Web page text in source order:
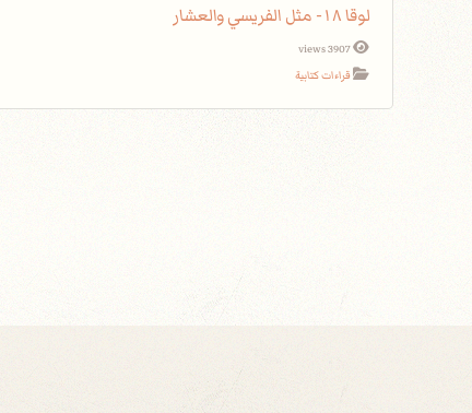
لوقا ١٨- مثل الفريسي والعشار
3907 views
قراءات كتابية